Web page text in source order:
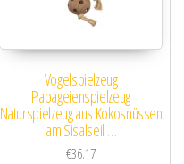
Vogelspielzeug
Papageienspielzeug
Naturspielzeug aus Kokosnüssen
am Sisalseil …
€36.17